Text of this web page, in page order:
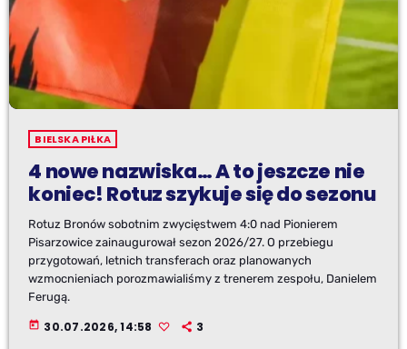
BIELSKA PIŁKA
4 nowe nazwiska… A to jeszcze nie
koniec! Rotuz szykuje się do sezonu
Rotuz Bronów sobotnim zwycięstwem 4:0 nad Pionierem
Pisarzowice zainaugurował sezon 2026/27. O przebiegu
przygotowań, letnich transferach oraz planowanych
wzmocnieniach porozmawialiśmy z trenerem zespołu, Danielem
Ferugą.
today 30.07.2026, 14:58 3